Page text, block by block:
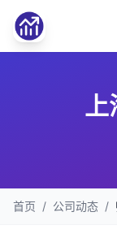
上
首页 / 公司动态 /